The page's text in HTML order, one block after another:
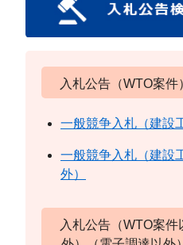
入札公告（WTO案件）
一般競争入札（建設
一般競争入札（建設
外）
入札公告（WTO案件